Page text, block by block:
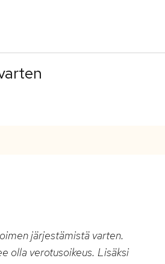
järjestämistä varten.
olla verotusoikeus. Lisäksi